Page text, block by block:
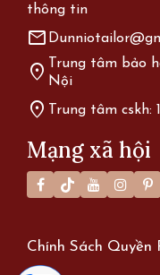
thông tin
mail
location_on
Trung tâm bảo
Nội
location_on Trung tâm
Mạng xã hội
Chính Sách Quyền